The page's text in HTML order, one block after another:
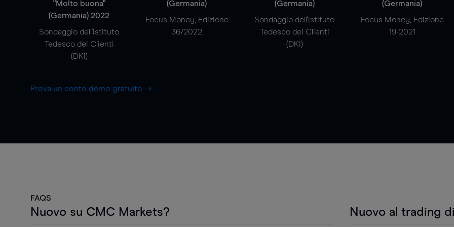
"Molto buona"
(Germania) 2022
Sondaggio dell'Istituto
Tedesco dei Clienti
(DKI)
(Germania)
Focus Money, Edizione
36/2022
(Germania)
Sondaggio dell'Istituto
Tedesco dei Clienti
(DKI)
(Germania)
Focus Money, Edizione
19-2021
Prova un conto demo gratuito
FAQS
Nuovo su CMC Markets? Nuovo al trading